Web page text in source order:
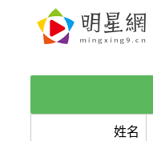
姓名